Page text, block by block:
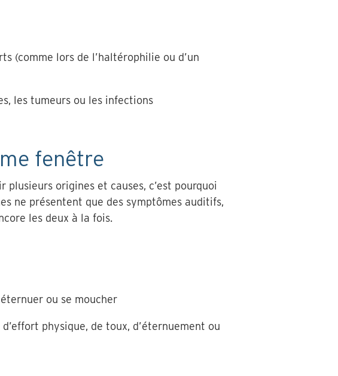
(comme lors de l’haltérophilie ou d’un
les tumeurs ou les infections
fenêtre
origines et causes, c’est pourquoi
ne présentent que des symptômes auditifs,
les deux à la fois.
ou se moucher
physique, de toux, d’éternuement ou